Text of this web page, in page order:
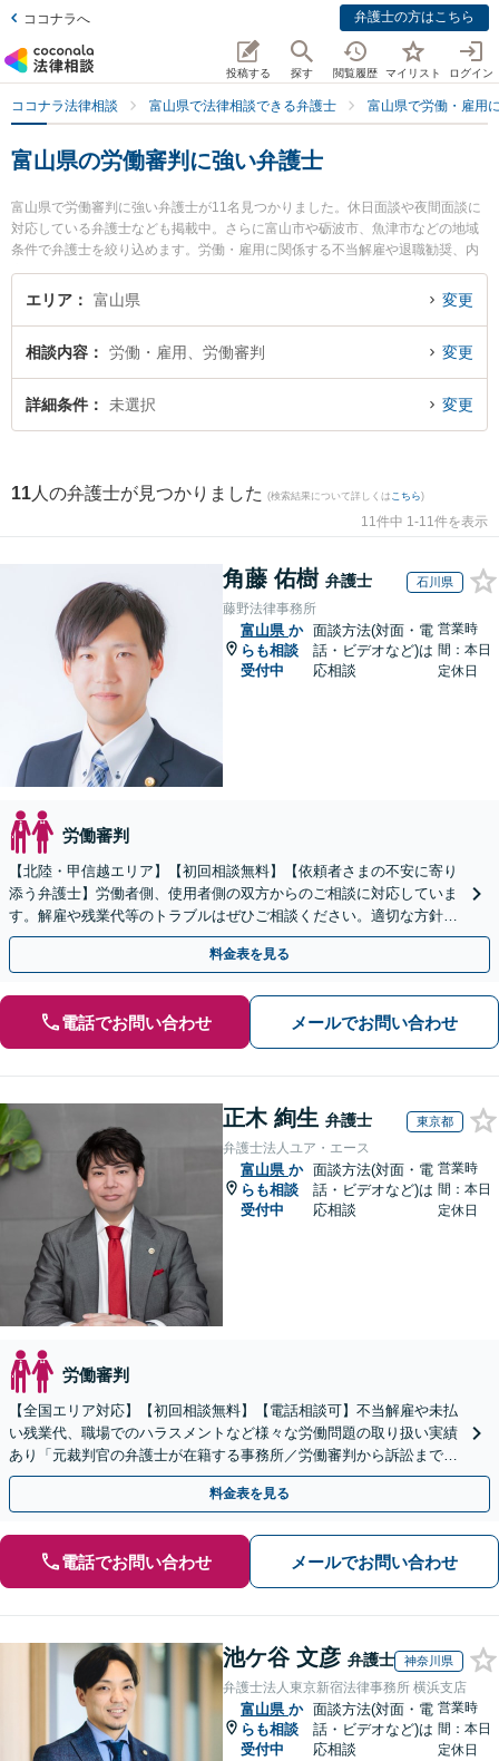
ココナラへ 弁護士の方はこちら
投稿する 探す 閲覧履歴 マイリスト ログイン
ココナラ法律相談 富山県で法律相談できる弁護士 富山県で労働・雇用
富山県の労働審判に強い弁護士
富山県で労働審判に強い弁護士が11名見つかりました。休日面談や夜間面談に
対応している弁護士なども掲載中。さらに富山市や砺波市、魚津市などの地域
条件で弁護士を絞り込めます。労働・雇用に関係する不当解雇や退職勧奨、内
定取消等の細かな分野での絞り込み検索もでき便利です。特に脇法律事務所の
脇 徹弁護士や滑川ふたば法律事務所の平岡 路子弁護士、木下法律事務所の吉田
したい』『労働審判のトラブル解決の実績豊富な近くの弁護士を検索したい』
『初回相談無料で労働審判を法律相談できる富山県内の弁護士に相談予約した
い』などでお困りの相談者さんにおすすめです。
エリア 富山県 変更
相談内容 労働・雇用、労働審判 変更
詳細条件 未選択 変更
11 人の弁護士が見つかりました (検索結果について詳しくは こちら)
11件中 1-11件を表示
角藤 佑樹 弁護士 石川県
藤野法律事務所
富山県 か
らも相談
受付中
面談方法(対面・電
話・ビデオなど)は
応相談
営業時
間：本日
定休日
労働審判
【北陸・甲信越エリア】【初回相談無料】【依頼者さまの不安に寄り
添う弁護士】労働者側、使用者側の双方からのご相談に対応していま
す。解雇や残業代等のトラブルはぜひご相談ください。適切な方針を
ご提示し、納得できる解決を目指します。
料金表を見る
電話でお問い合わせ メールでお問い合わせ
正木 絢生 弁護士 東京都
弁護士法人ユア・エース
富山県 か
らも相談
受付中
面談方法(対面・電
話・ビデオなど)は
応相談
営業時
間：本日
定休日
労働審判
【全国エリア対応】【初回相談無料】【電話相談可】不当解雇や未払
い残業代、職場でのハラスメントなど様々な労働問題の取り扱い実績
あり「元裁判官の弁護士が在籍する事務所／労働審判から訴訟まで、
裁判官経験を活かした最適な戦略を立案」
料金表を見る
電話でお問い合わせ メールでお問い合わせ
池ケ谷 文彦 弁護士 神奈川県
弁護士法人東京新宿法律事務所 横浜支店
富山県 か
らも相談
受付中
面談方法(対面・電
話・ビデオなど)は
応相談
営業時
間：本日
定休日